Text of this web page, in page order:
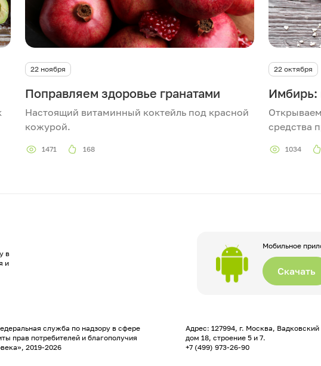
22 ноября
Поправляем здоровье гранатами
Настоящий витаминный коктейль под красной
кожурой.
1471 168
22 октября
Имбирь:
средства
1034
в
и
Мобильное
Скачать
служба по надзору в сфере
прав потребителей и благополучия
2019-2026
Адрес: 127994, г. Москва, Вадковский
дом 18, строение 5 и 7.
+7 (499) 973-26-90